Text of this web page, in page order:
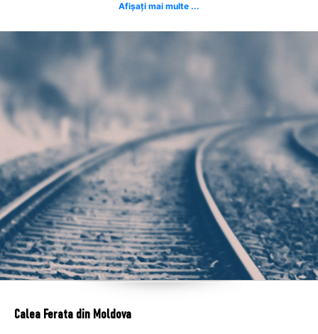
Afișați mai multe ...
Calea Ferata din Moldova